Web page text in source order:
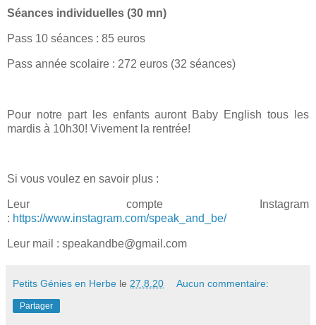
Séances individuelles (30 mn)
Pass 10 séances : 85 euros
Pass année scolaire : 272 euros (32 séances)
Pour notre part les enfants auront Baby English tous les
mardis à 10h30! Vivement la rentrée!
Si vous voulez en savoir plus :
Leur compte Instagram
: https://www.instagram.com/speak_and_be/
Leur mail : speakandbe@gmail.com
Petits Génies en Herbe le 27.8.20 Aucun commentaire:
Partager